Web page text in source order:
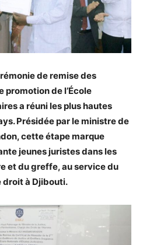
de remise des
de l’École
a réuni les plus hautes
Présidée par le ministre de
cette étape marque
jeunes juristes dans les
et du greffe, au service du
droit à Djibouti.